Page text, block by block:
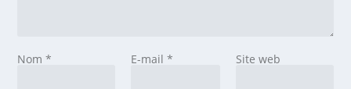
Nom* E-mail * Site web